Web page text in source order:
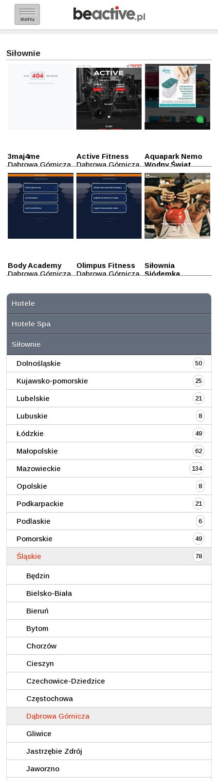
menu
Siłownie
3maj4me
Dąbrowa Górnicza
Active Fitness
Dąbrowa Górnicza
Aquapark Nemo
Wodny Świat
Dąbrowa
Górnicza
Dąbrowa Górnicza
Body Academy
Dąbrowa Górnicza
Olimpus Fitness
Dąbrowa Górnicza
Siłownia
Siódemka
Hotele
Hotele Spa
Siłownie
Dolnośląskie 50
Kujawsko-pomorskie 25
Lubelskie 21
Lubuskie 8
Łódzkie 49
Małopolskie 62
Mazowieckie 134
Opolskie 8
Podkarpackie 21
Podlaskie 6
Pomorskie 49
Śląskie 78
Będzin
Bielsko-Biała
Bieruń
Bytom
Chorzów
Cieszyn
Czechowice-Dziedzice
Częstochowa
Dąbrowa Górnicza
Gliwice
Jastrzębie Zdrój
Jaworzno